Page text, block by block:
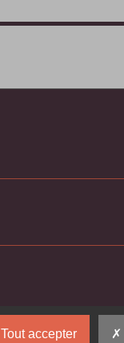
Tout accepter